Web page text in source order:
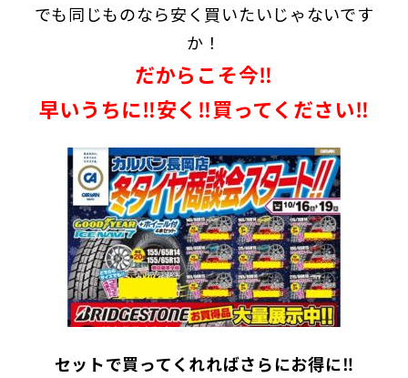
でも同じものなら安く買いたいじゃないです
か！
だからこそ今‼
早いうちに‼安く‼買ってください‼
セットで買ってくれればさらにお得に‼